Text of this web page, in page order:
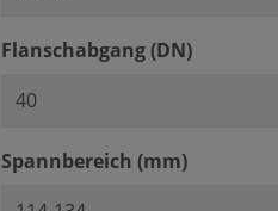
Flanschabgang (DN)
Spannbereich (mm)